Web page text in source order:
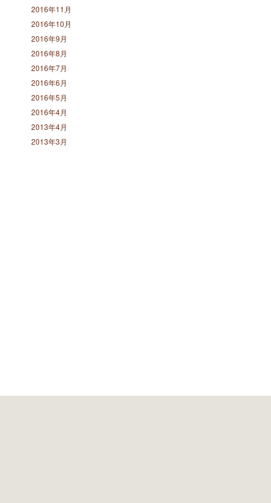
2016年11月
2016年10月
2016年9月
2016年8月
2016年7月
2016年6月
2016年5月
2016年4月
2013年4月
2013年3月